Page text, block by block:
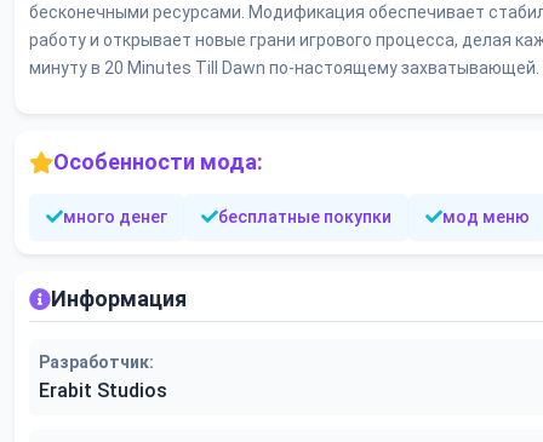
бесконечными ресурсами. Модификация обеспечивает
работу и открывает новые грани игрового процесса, делая
минуту в 20 Minutes Till Dawn по-настоящему захватывающей.
Особенности мода:
много денег бесплатные покупки мод меню
Информация
Разработчик:
Erabit Studios